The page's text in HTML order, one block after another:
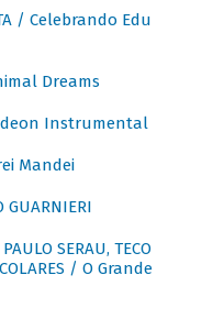
/ Celebrando Edu
Dreams
Instrumental
Mandei
GUARNIERI
SERAU, TECO
/ O Grande